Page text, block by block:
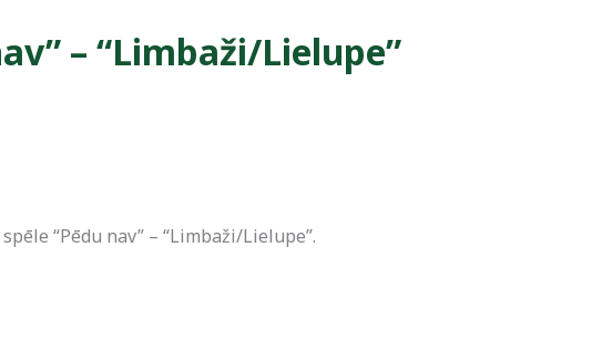
– “Limbaži/Lielupe”
“Pēdu nav” – “Limbaži/Lielupe”.